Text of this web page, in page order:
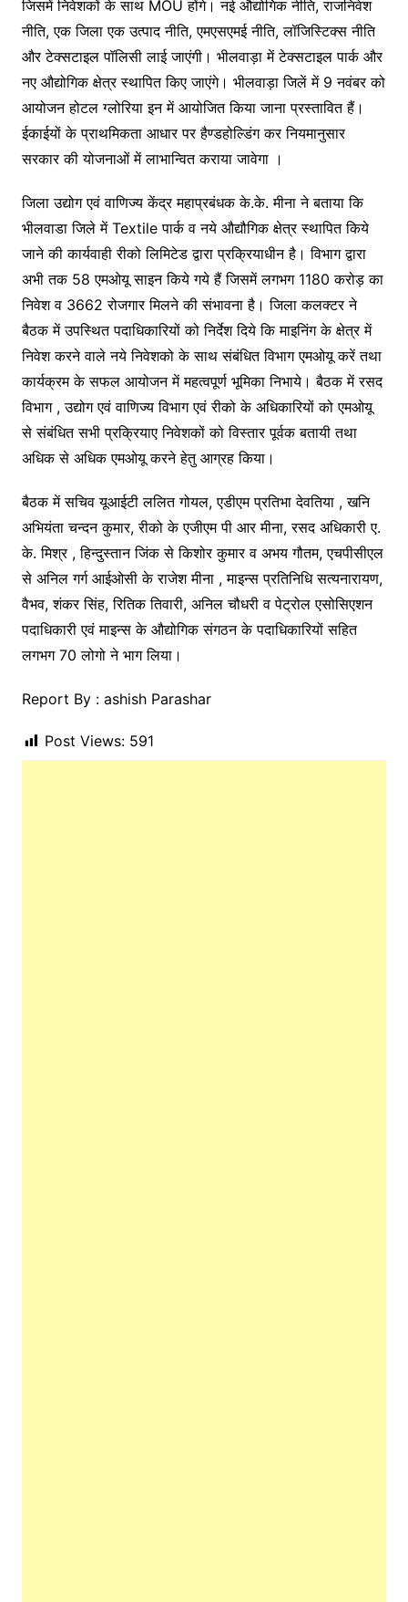
जिसमें निवेशकों के साथ MOU होंगे। नई औद्योगिक नीति, राजनिवेश
नीति, एक जिला एक उत्पाद नीति, एमएसएमई नीति, लॉजिस्टिक्स नीति
और टेक्सटाइल पॉलिसी लाई जाएंगी। भीलवाड़ा में टेक्सटाइल पार्क और
नए औद्योगिक क्षेत्र स्थापित किए जाएंगे। भीलवाड़ा जिलें में 9 नवंबर को
आयोजन होटल ग्लोरिया इन में आयोजित किया जाना प्रस्तावित हैं।
ईकाईयों के प्राथमिकता आधार पर हैण्डहोल्डिंग कर नियमानुसार
सरकार की योजनाओं में लाभान्वित कराया जावेगा ।
जिला उद्योग एवं वाणिज्य केंद्र महाप्रबंधक के.के. मीना ने बताया कि
भीलवाडा जिले में Textile पार्क व नये औद्यौगिक क्षेत्र स्थापित किये
जाने की कार्यवाही रीको लिमिटेड द्वारा प्रक्रियाधीन है। विभाग द्वारा
अभी तक 58 एमओयू साइन किये गये हैं जिसमें लगभग 1180 करोड़ का
निवेश व 3662 रोजगार मिलने की संभावना है। जिला कलक्टर ने
बैठक में उपस्थित पदाधिकारियों को निर्देश दिये कि माइनिंग के क्षेत्र में
निवेश करने वाले नये निवेशको के साथ संबंधित विभाग एमओयू करें तथा
कार्यक्रम के सफल आयोजन में महत्वपूर्ण भूमिका निभाये। बैठक में रसद
विभाग , उद्योग एवं वाणिज्य विभाग एवं रीको के अधिकारियों को एमओयू
से संबंधित सभी प्रक्रियाए निवेशकों को विस्तार पूर्वक बतायी तथा
अधिक से अधिक एमओयू करने हेतु आग्रह किया।
बैठक में सचिव यूआईटी ललित गोयल, एडीएम प्रतिभा देवतिया , खनि
अभियंता चन्दन कुमार, रीको के एजीएम पी आर मीना, रसद अधिकारी ए.
के. मिश्र , हिन्दुस्तान जिंक से किशोर कुमार व अभय गौतम, एचपीसीएल
से अनिल गर्ग आईओसी के राजेश मीना , माइन्स प्रतिनिधि सत्यनारायण,
वैभव, शंकर सिंह, रितिक तिवारी, अनिल चौधरी व पेट्रोल एसोसिएशन
पदाधिकारी एवं माइन्स के औद्योगिक संगठन के पदाधिकारियों सहित
लगभग 70 लोगो ने भाग लिया।
Report By : ashish Parashar
Post Views: 591